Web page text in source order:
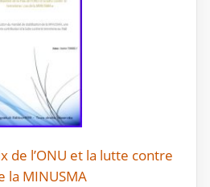
de l’ONU et la lutte contre
la MINUSMA